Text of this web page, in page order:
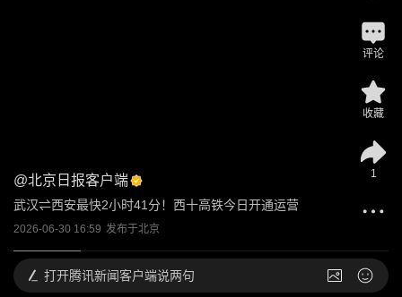
@北京日报客户端
武汉⇌西安最快2小时41分！西十高铁今日开通运营
2026-06-30 16:59 发布于北京
评论
收藏
1
打开腾讯新闻客户端说两句